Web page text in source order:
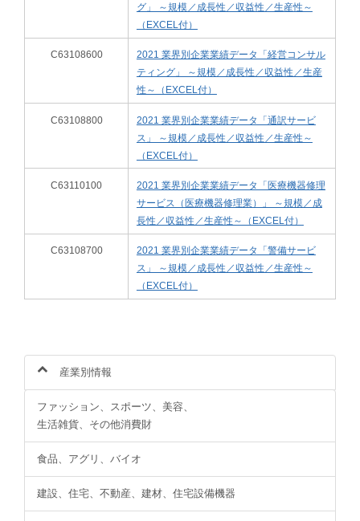
グ」 ～規模／成長性／収益性／生産性～
（EXCEL付）
C63108600
2021 業界別企業業績データ「経営コンサル
ティング」 ～規模／成長性／収益性／生産
性～（EXCEL付）
C63108800
2021 業界別企業業績データ「通訳サービ
ス」 ～規模／成長性／収益性／生産性～
（EXCEL付）
C63110100
2021 業界別企業業績データ「医療機器修理
サービス（医療機器修理業）」 ～規模／成
長性／収益性／生産性～（EXCEL付）
C63108700
2021 業界別企業業績データ「警備サービ
ス」 ～規模／成長性／収益性／生産性～
（EXCEL付）
産業別情報
ファッション、スポーツ、美容、
生活雑貨、その他消費財
食品、アグリ、バイオ
建設、住宅、不動産、建材、住宅設備機器